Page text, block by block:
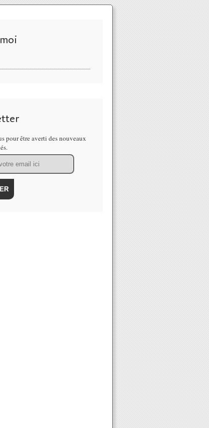
pour être averti des nouveaux